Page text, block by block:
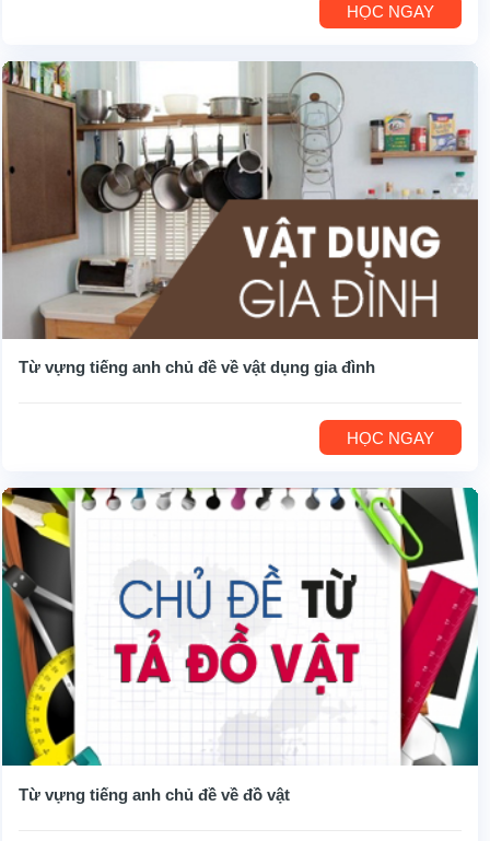
HỌC NGAY
Từ vựng tiếng anh chủ đề về vật dụng gia đình
HỌC NGAY
Từ vựng tiếng anh chủ đề về đồ vật